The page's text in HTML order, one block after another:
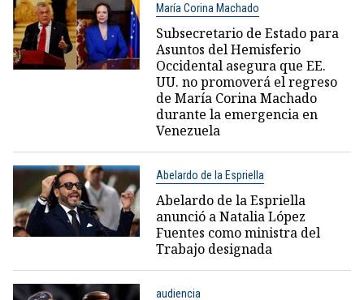
María Corina Machado
Subsecretario de Estado para
Asuntos del Hemisferio
Occidental asegura que EE.
UU. no promoverá el regreso
de María Corina Machado
durante la emergencia en
Venezuela
Abelardo de la Espriella
Abelardo de la Espriella
anunció a Natalia López
Fuentes como ministra del
Trabajo designada
audiencia